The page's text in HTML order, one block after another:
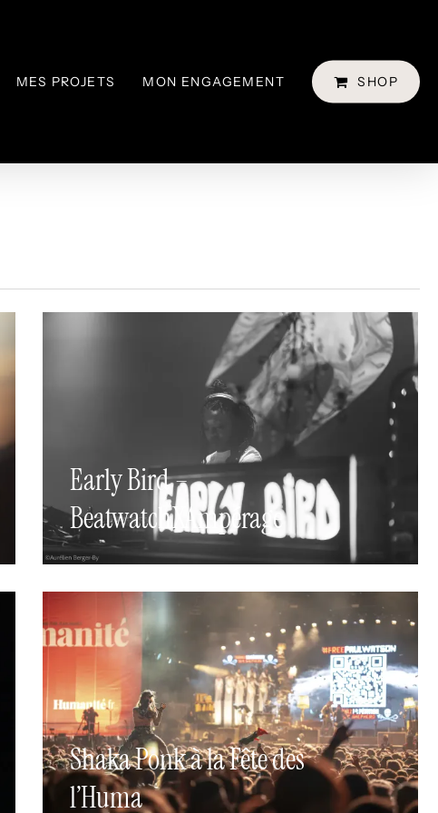
MES PROJETS MON ENGAGEMENT SHOP
Early Bird –
BeatwatchXAmpérage
Shaka Ponk à la Fête des
l’Huma